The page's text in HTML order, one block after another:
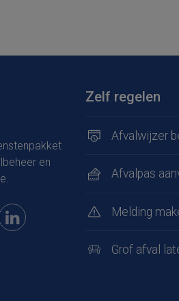
en
Facebookop Instagram
onze pagina op Youtube
Bekijk onze pagina op LinkedIn
Zelf regelen
Afvalwijzer
Afvalpas
Melding
Grof afval